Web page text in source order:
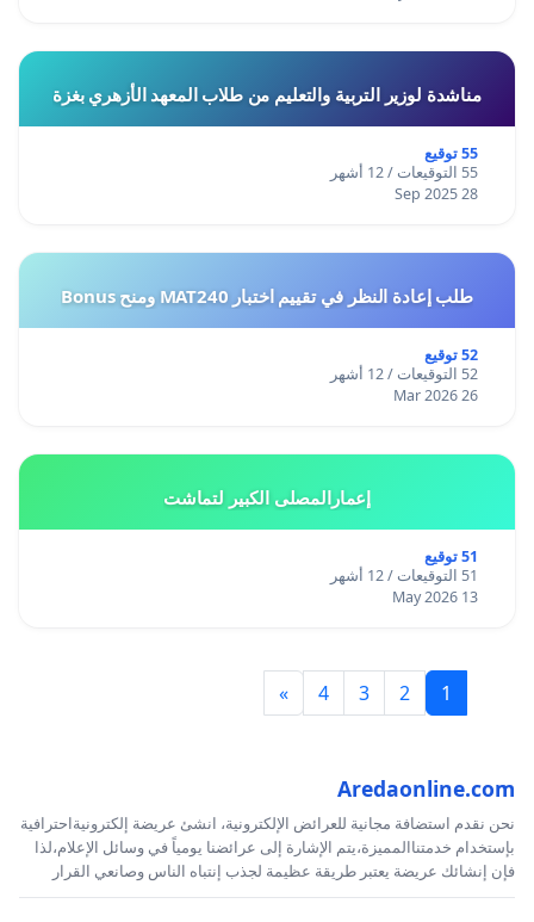
مناشدة لوزير التربية والتعليم من طلاب المعهد الأزهري بغزة
55 توقيع
55 التوقيعات / 12 أشهر
28 Sep 2025
طلب إعادة النظر في تقييم اختبار MAT240 ومنح Bonus
52 توقيع
52 التوقيعات / 12 أشهر
26 Mar 2026
إعمارالمصلى الكبير لتماشت
51 توقيع
51 التوقيعات / 12 أشهر
13 May 2026
1
2
3
4
»
Aredaonline.com
نحن نقدم استضافة مجانية للعرائض الإلكترونية، انشئ عريضة إلكترونيةاحترافية
بإستخدام خدمتناالمميزة،يتم الإشارة إلى عرائضنا يومياً في وسائل الإعلام،لذا
فإن إنشائك عريضة يعتبر طريقة عظيمة لجذب إنتباه الناس وصانعي القرار